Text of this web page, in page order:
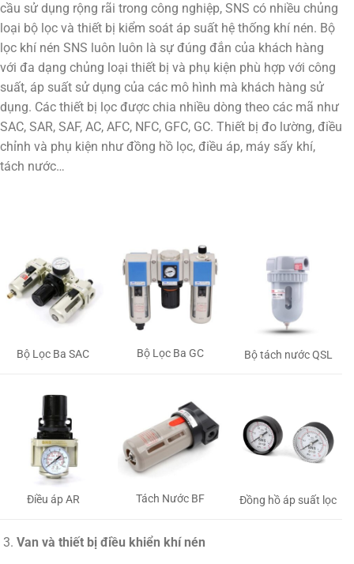
cầu sử dụng rộng rãi trong công nghiệp, SNS có nhiều chủng
loại bộ lọc và thiết bị kiểm soát áp suất hệ thống khí nén. Bộ
lọc khí nén SNS luôn luôn là sự đúng đắn của khách hàng
với đa dạng chủng loại thiết bị và phụ kiện phù hợp với công
suất, áp suất sử dụng của các mô hình mà khách hàng sử
dụng. Các thiết bị lọc được chia nhiều dòng theo các mã như
SAC, SAR, SAF, AC, AFC, NFC, GFC, GC. Thiết bị đo lường, điều
chỉnh và phụ kiện như đồng hồ lọc, điều áp, máy sấy khí,
tách nước…
Bộ Lọc Ba SAC Bộ Lọc Ba GC Bộ tách nước QSL
Điều áp AR Tách Nước BF Đồng hồ áp suất lọc
Van và thiết bị điều khiển khí nén